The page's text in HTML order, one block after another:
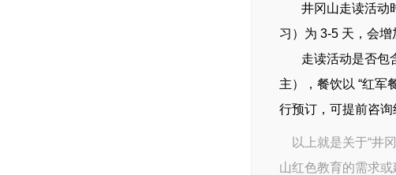
井冈山走读活动时
习）为 3-5 天，会
走读活动是否包含
主），餐饮以 “红军
行预订，可提前咨询
以上就是关于“井
山红色教育的需求或